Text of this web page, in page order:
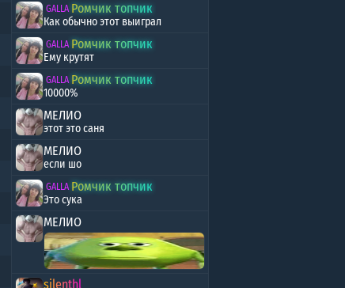
GALLA Ромчик топчик
Как обычно этот выиграл
GALLA Ромчик топчик
Ему крутят
GALLA Ромчик топчик
10000%
МЕЛИО
этот это саня
МЕЛИО
если шо
GALLA Ромчик топчик
Это сука
МЕЛИО
silenthl